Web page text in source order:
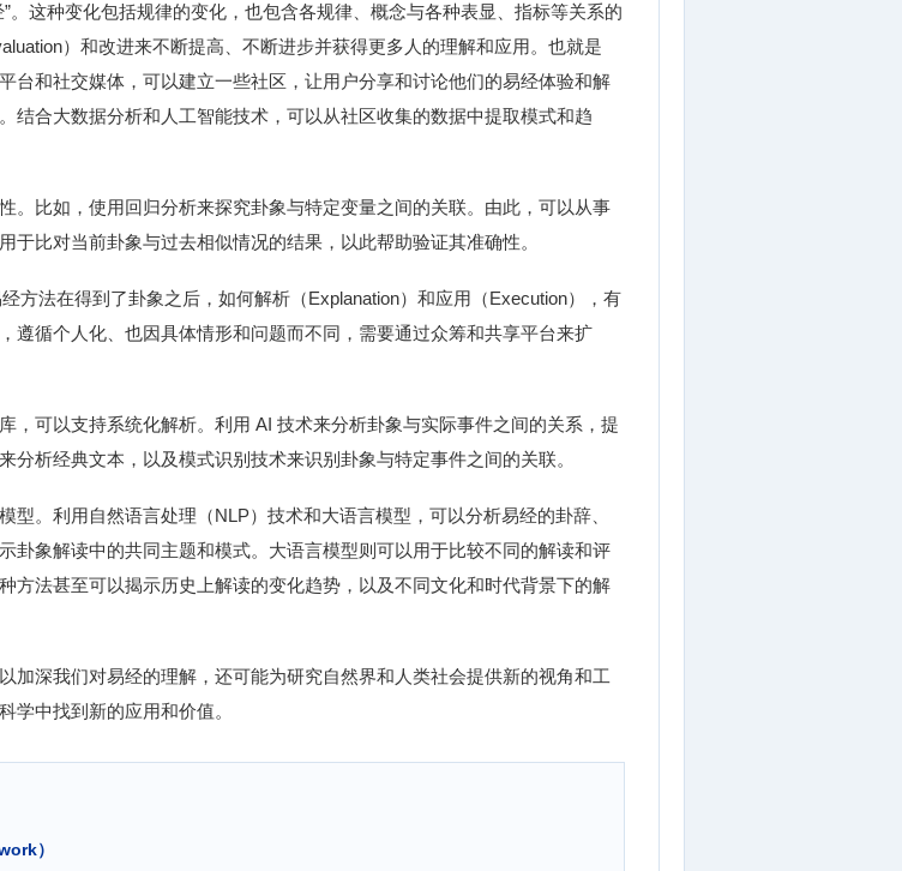
。这种变化包括规律的变化，也包含各规律、概念与各种表显、指标等关系的
）和改进来不断提高、不断进步并获得更多人的理解和应用。也就是
台和社交媒体，可以建立一些社区，让用户分享和讨论他们的易经体验和解
结合大数据分析和人工智能技术，可以从社区收集的数据中提取模式和趋
。比如，使用回归分析来探究卦象与特定变量之间的关联。由此，可以从事
比对当前卦象与过去相似情况的结果，以此帮助验证其准确性。
方法在得到了卦象之后，如何解析（Explanation）和应用（Execution），有
遵循个人化、也因具体情形和问题而不同，需要通过众筹和共享平台来扩
，可以支持系统化解析。利用 AI 技术来分析卦象与实际事件之间的关系，提
析经典文本，以及模式识别技术来识别卦象与特定事件之间的关联。
。利用自然语言处理（NLP）技术和大语言模型，可以分析易经的卦辞、
卦象解读中的共同主题和模式。大语言模型则可以用于比较不同的解读和评
方法甚至可以揭示历史上解读的变化趋势，以及不同文化和时代背景下的解
加深我们对易经的理解，还可能为研究自然界和人类社会提供新的视角和工
学中找到新的应用和价值。
）